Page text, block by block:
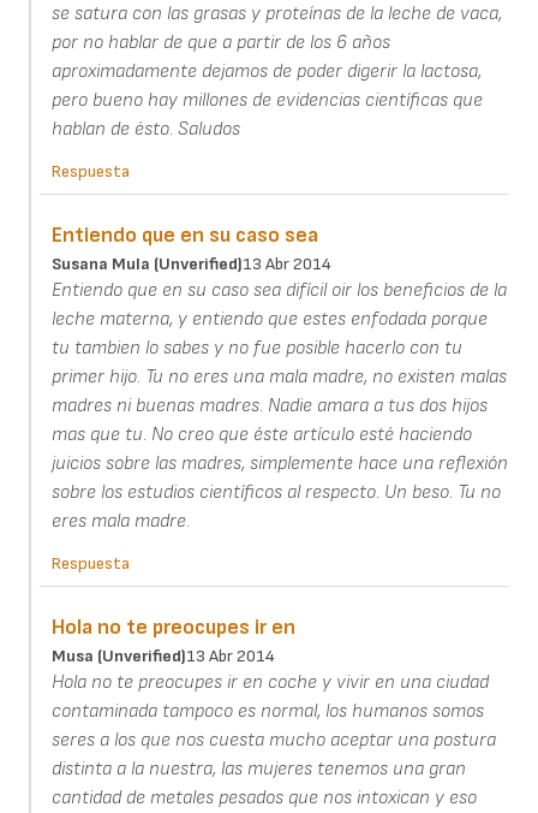
se satura con las grasas y proteínas de la leche de vaca,
por no hablar de que a partir de los 6 años
aproximadamente dejamos de poder digerir la lactosa,
pero bueno hay millones de evidencias científicas que
hablan de ésto. Saludos
Respuesta
Entiendo que en su caso sea
Susana Mula (unverified)13 Abr 2014
Entiendo que en su caso sea difícil oir los beneficios de la
leche materna, y entiendo que estes enfodada porque
tu tambien lo sabes y no fue posible hacerlo con tu
primer hijo. Tu no eres una mala madre, no existen malas
madres ni buenas madres. Nadie amara a tus dos hijos
mas que tu. No creo que éste artículo esté haciendo
juicios sobre las madres, simplemente hace una reflexión
sobre los estudios científicos al respecto. Un beso. Tu no
eres mala madre.
Respuesta
Hola no te preocupes ir en
Musa (unverified)13 Abr 2014
Hola no te preocupes ir en coche y vivir en una ciudad
contaminada tampoco es normal, los humanos somos
seres a los que nos cuesta mucho aceptar una postura
distinta a la nuestra, las mujeres tenemos una gran
cantidad de metales pesados que nos intoxican y eso